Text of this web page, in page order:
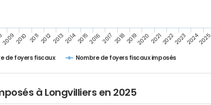
de foyers fiscaux Nombre de foyers fiscaux imposés
20092010 201120122013201420152016 2017 20182019202020212022202320242025
à Longvilliers en 2025